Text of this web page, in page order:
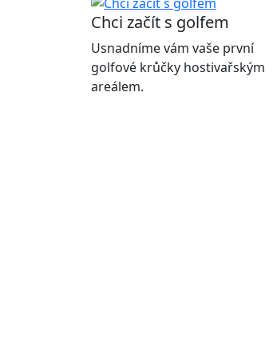
Chci začít s golfem
Usnadníme vám vaše první
golfové krůčky hostivařským
areálem.